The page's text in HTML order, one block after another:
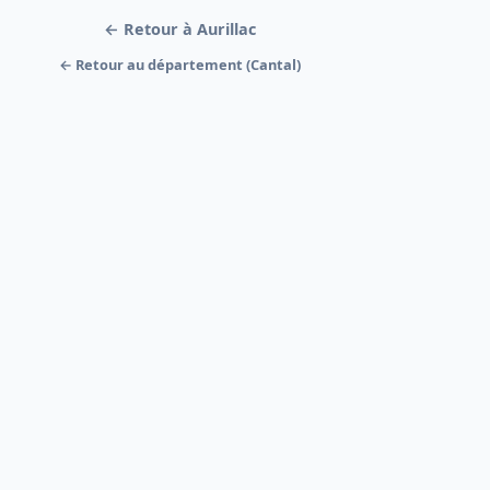
← Retour à Aurillac
← Retour au département (Cantal)